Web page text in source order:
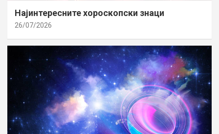
Најинтересните хороскопски знаци
26/07/2026